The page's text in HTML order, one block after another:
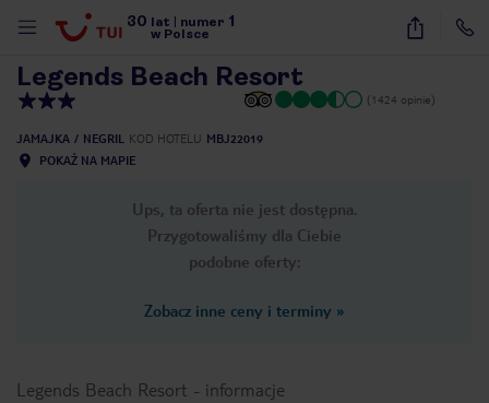
30 lat numer 1
w Polsce
13
Legends Beach Resort
(1424 opinie)
JAMAJKA NEGRIL KOD HOTELU MBJ22019
POKAŻ NA MAPIE
Ups, ta oferta nie jest dostępna.
Przygotowaliśmy dla Ciebie
podobne oferty:
Zobacz inne ceny i terminy »
Legends Beach Resort - informacje